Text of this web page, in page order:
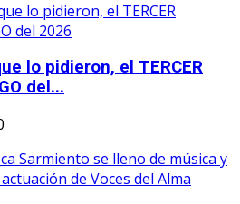
lo pidieron, el TERCER
del...